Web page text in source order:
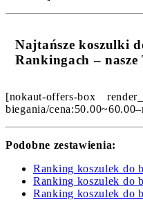
Najtańsze koszulki
Rankingach – nasze
[nokaut-offers-box
biegania/
Podobne zestawienia:
Ranking koszulek do
Ranking koszulek do
Ranking koszulek do